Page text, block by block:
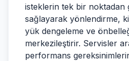
isteklerin tek bir noktadan
sağlayarak yönlendirme,
yük dengeleme ve
merkezileştirir. Servisler
performans